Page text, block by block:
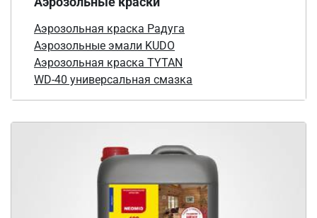
Аэрозольная краска Радуга
Аэрозольные эмали KUDO
Аэрозольная краска TYTAN
WD-40 универсальная смазка